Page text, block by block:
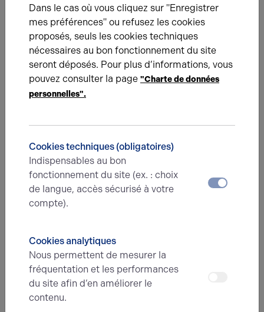
Honoraires vente6% HT du prix net vendeur à la
charge de l'acquéreur
Conditions particulières à la venteLoyer actuels
perçus : - 53.650,80 euros/an Loyer
complémentaire ponctuel : - 2.200,00
euros/mois
RDC
RDC
RDC Activités
RDJ
Dans le cas où vous cliquez sur "Enregistrer
mes préférences" ou refusez les cookies
proposés, seuls les cookies techniques
nécessaires au bon fonctionnement du site
seront déposés. Pour plus d’informations, vous
pouvez consulter la page "Charte de données
personnelles".
Cookies techniques (obligatoires)
Indispensables au bon
fonctionnement du site (ex. : choix
de langue, accès sécurisé à votre
compte).
Cookies analytiques
Nous permettent de mesurer la
fréquentation et les performances
du site afin d’en améliorer le
contenu.